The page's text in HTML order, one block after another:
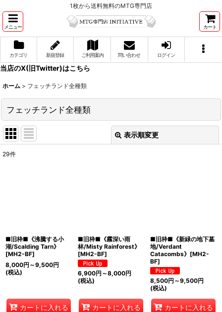
1枚から送料無料のMTG専門店
メニュー カート
カテゴリ 新規登録 ご利用案内 問い合わせ ログイン
当店のX(旧Twitter)はこちら
ホーム > フェッチランド全種類
フェッチランド全種類
表示順変更
29件
■旧枠■《沸騰する小
湖/Scalding Tarn》
[MH2-BF]
8,000円 ～9,500円
(税込)
カートに入れる
■旧枠■《霧深い雨
林/Misty Rainforest》
[MH2-BF]
6,900円 ～8,000円
(税込)
カートに入れる
■旧枠■《新緑の地下墓
地/Verdant
Catacombs》[MH2-
BF]
8,500円 ～9,500円
(税込)
カートに入れる